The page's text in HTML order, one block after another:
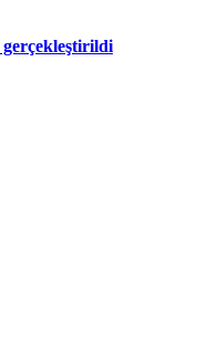
gerçekleştirildi